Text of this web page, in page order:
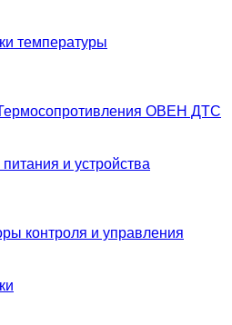
температуры
ОВЕН ДТС
и устройства
контроля и управления